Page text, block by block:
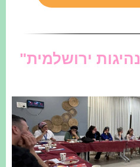
ירושלמית"